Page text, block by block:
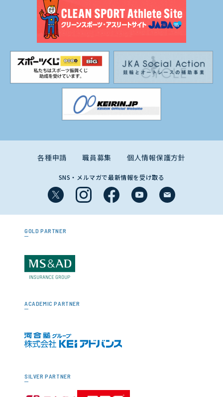
各種申請 職員募集 個人情報保護方針
SNS・メルマガで最新情報を受け取る
GOLD PARTNER
ACADEMIC PARTNER
SILVER PARTNER